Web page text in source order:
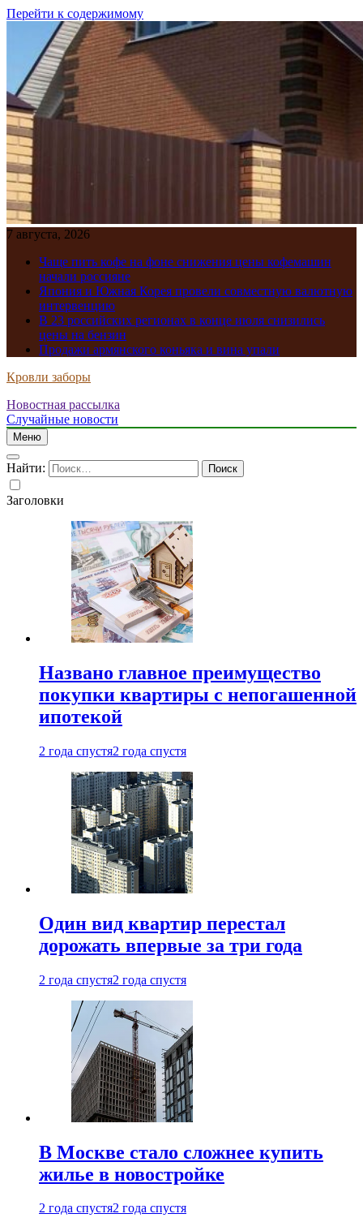
Перейти к содержимому
7 августа, 2026
Чаще пить кофе на фоне снижения цены кофемашин
начали россияне
Япония и Южная Корея провели совместную валютную
интервенцию
В 23 российских регионах в конце июля снизились
цены на бензин
Продажи армянского коньяка и вина упали
Кровли заборы
Новостная рассылка
Случайные новости
Меню
Найти:
Заголовки
Названо главное преимущество
покупки квартиры с непогашенной
ипотекой
2 года спустя2 года спустя
Один вид квартир перестал
дорожать впервые за три года
2 года спустя2 года спустя
В Москве стало сложнее купить
жилье в новостройке
2 года спустя2 года спустя